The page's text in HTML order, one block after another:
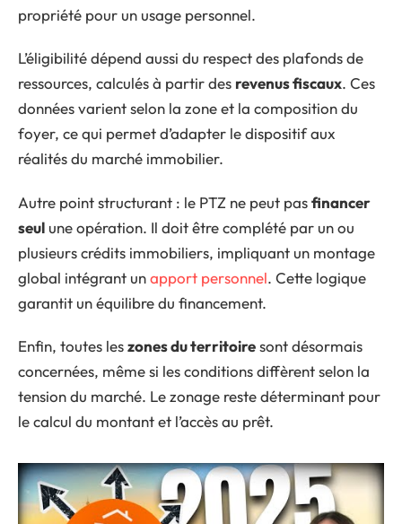
propriété pour un usage personnel.
L’éligibilité dépend aussi du respect des plafonds de
ressources, calculés à partir des revenus fiscaux. Ces
données varient selon la zone et la composition du
foyer, ce qui permet d’adapter le dispositif aux
réalités du marché immobilier.
Autre point structurant : le PTZ ne peut pasfinancer
seul une opération. Il doit être complété par un ou
plusieurs crédits immobiliers, impliquant un montage
global intégrant unapport personnel. Cette logique
garantit un équilibre du financement.
Enfin, toutes leszones du territoiresont désormais
concernées, même si les conditions diffèrent selon la
tension du marché. Le zonage reste déterminant pour
le calcul du montant et l’accès au prêt.